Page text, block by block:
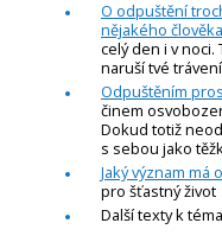
O odpuštění
nějakého
celý den i v
naruší tvé
Odpuštěním
činem
Dokud totiž
s sebou jako
Jaký význam má
pro šťastný život
Další texty k